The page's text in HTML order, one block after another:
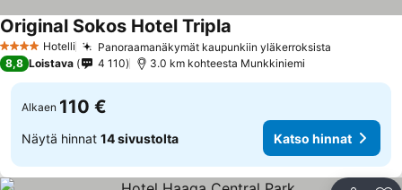
4 Tähtiluokitus
Hotelli Panoraamanäkymät kaupunkiin yläkerroksista
Original Sokos Hotel Tripla
8,8 Loistava 4 110 3.0 km kohteesta Munkkiniemi
Alkaen 110 €
Näytä hinnat 14 sivustolta Katso hinnat